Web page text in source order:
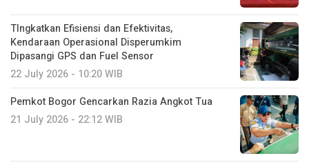
TIngkatkan Efisiensi dan Efektivitas,
Kendaraan Operasional Disperumkim
Dipasangi GPS dan Fuel Sensor
22 July 2026 - 10:20 WIB
Pemkot Bogor Gencarkan Razia Angkot Tua
21 July 2026 - 22:12 WIB